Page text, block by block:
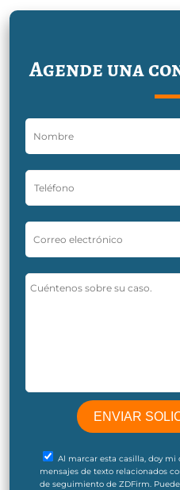
Agende una
Al marcar esta casilla, doy
mensajes de texto relacionados
de seguimiento de ZDFirm.